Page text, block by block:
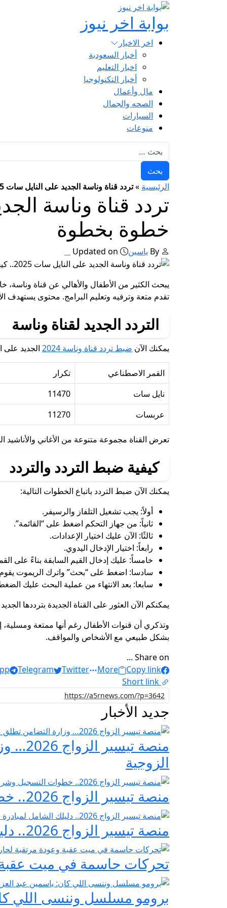
بوابة اخر نيوز
اخر الاخبار
أخبار السعودية
اخبار التعليم
أخبار التكنولوجيا
مال وأعمال
الصحه والجمال
السيارات
منوعات
الرئيسية »تردد قناة وناسة الجديد على النايل سات 2025.. كيفية ضبط القناة خطوة بخطوة
خطوة بخطوة
By ياسين Updated on
تقدم متعة وترفيه وتعليم البرامج. محتوى
التردد الجديد لقناة وناسة
يمكنك الآن ضبط تردد قناة وناسة 2024 الجديد
القمر الاصطناعي تكرار
نايل سات
11470
عربسات
11270
تعرض القناة مجموعة متنوعة من الأغاني والأناشيد
كيفية ضبط التردد والتردد
يمكنك الآن ضبط التردد باتباع الخطوات التالية:
أولاً: يجب تشغيل التلفاز والرسيفر.
ثانياً: من جهاز التحكم اضغط على “القائمة”.
ثالثًا: الآن عليك اختيار الإعدادات.
رابعاً: اختيار الإدخال اليدوي.
خامساً: عليك إدخال القيم السابقة بناءً على
سادسا: اضغط على “بحث” واترك الريموت يقوم
سابعا: بعد الانتهاء من عملية البحث عليك
يمكنكم الآن العثور على القناة الجديدة بترددها
وتذكري أن قنوات الأطفال رغم أنها ممتعة ومسلية،
بشكل طبيعي مع الأشخاص والمواقف.
Share on ...
Telegram Twitter More
Copy link
Short link
جديد الأخبار
الزوجية
منصة تيسير الزواج 2026.. خطوات التسجيل وشروط مبادرة فرحة مصر
منصة تيسير الزواج 2026.. دليلك الشامل لمبادرة «فرحة مصر» لدعم تجهيز العرائس
تحركات حاسمة في ميت عقبة
برومو مسلسل وننسى اللي